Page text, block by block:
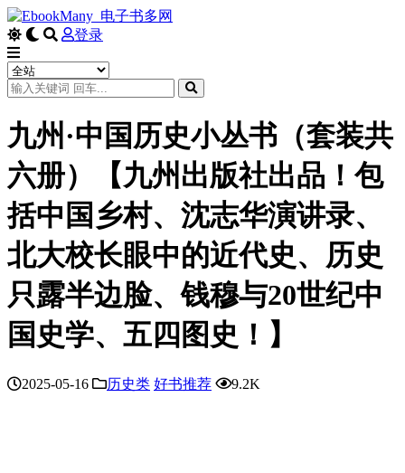
登录
九州·中国历史小丛书（套装共
六册）【九州出版社出品！包
括中国乡村、沈志华演讲录、
北大校长眼中的近代史、历史
只露半边脸、钱穆与20世纪中
国史学、五四图史！】
2025-05-16 历史类 好书推荐 9.2K